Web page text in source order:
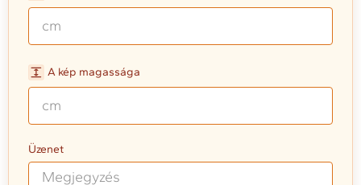
A kép magassága
Üzenet